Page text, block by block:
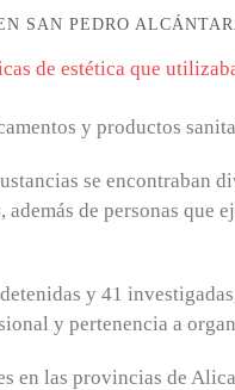
SAN PEDRO
y productos
se encontraban
de personas que
y 41
y pertenencia a
en las provincias de